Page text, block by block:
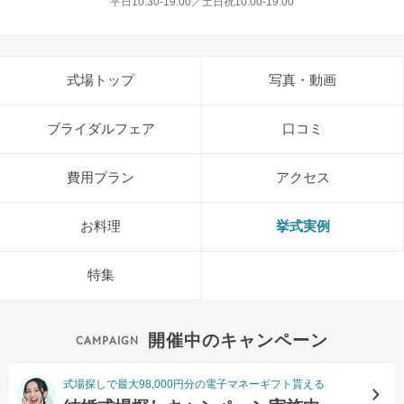
式場トップ 写真・動画
ブライダルフェア 口コミ
費用プラン アクセス
お料理 挙式実例
特集
開催中のキャンペーン
式場探しで最大98,000円分の電子マネーギフト貰える